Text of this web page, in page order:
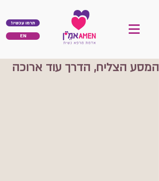
!תרמו עכשיו
EN
המסע הצליח, הדרך עוד ארוכה